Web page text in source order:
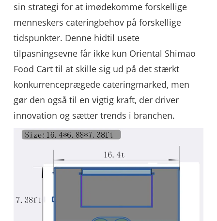
sin strategi for at imødekomme forskellige
menneskers cateringbehov på forskellige
tidspunkter. Denne hidtil usete
tilpasningsevne får ikke kun Oriental Shimao
Food Cart til at skille sig ud på det stærkt
konkurrenceprægede cateringmarked, men
gør den også til en vigtig kraft, der driver
innovation og sætter trends i branchen.